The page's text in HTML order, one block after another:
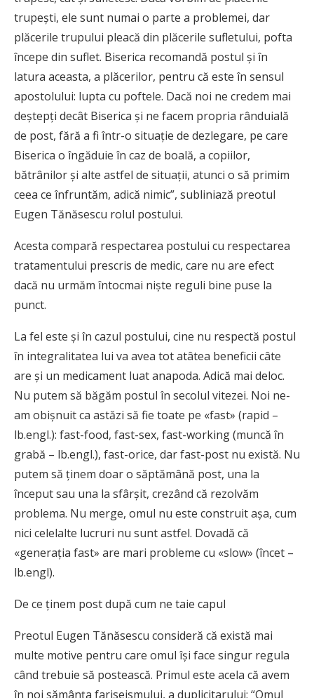
trupeşti, ele sunt numai o parte a problemei, dar
plăcerile trupului pleacă din plăcerile sufletului, pofta
începe din suflet. Biserica recomandă postul şi în
latura aceasta, a plăcerilor, pentru că este în sensul
apostolului: lupta cu poftele. Dacă noi ne credem mai
deştepţi decât Biserica şi ne facem propria rânduială
de post, fără a fi într-o situaţie de dezlegare, pe care
Biserica o îngăduie în caz de boală, a copiilor,
bătrânilor şi alte astfel de situaţii, atunci o să primim
ceea ce înfruntăm, adică nimic”, subliniază preotul
Eugen Tănăsescu rolul postului.
Acesta compară respectarea postului cu respectarea
tratamentului prescris de medic, care nu are efect
dacă nu urmăm întocmai nişte reguli bine puse la
punct.
La fel este şi în cazul postului, cine nu respectă postul
în integralitatea lui va avea tot atâtea beneficii câte
are şi un medicament luat anapoda. Adică mai deloc.
Nu putem să băgăm postul în secolul vitezei. Noi ne-
am obişnuit ca astăzi să fie toate pe «fast» (rapid –
lb.engl.): fast-food, fast-sex, fast-working (muncă în
grabă – lb.engl.), fast-orice, dar fast-post nu există. Nu
putem să ţinem doar o săptămână post, una la
început sau una la sfârşit, crezând că rezolvăm
problema. Nu merge, omul nu este construit aşa, cum
nici celelalte lucruri nu sunt astfel. Dovadă că
«generaţia fast» are mari probleme cu «slow» (încet –
lb.engl).
De ce ţinem post după cum ne taie capul
Preotul Eugen Tănăsescu consideră că există mai
multe motive pentru care omul îşi face singur regula
când trebuie să postească. Primul este acela că avem
în noi sămânţa fariseismului, a duplicitarului: “Omul